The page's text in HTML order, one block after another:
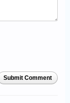
Submit Comment